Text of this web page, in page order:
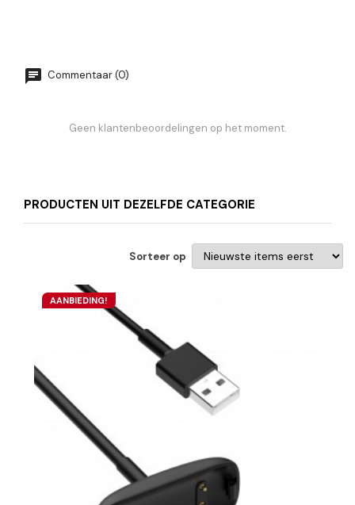
Commentaar (0)
Geen klantenbeoordelingen op het moment.
PRODUCTEN UIT DEZELFDE CATEGORIE
Sorteer op
AANBIEDING!